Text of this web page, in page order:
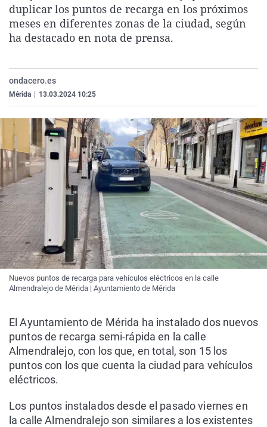
La rosa de los vientos
Gente viajera
Caso
Retornados
Operación Viuda
Extremadura
Galicia
Navarra
Virales
Televisión
duplicar los puntos de recarga en los próximos
meses en diferentes zonas de la ciudad, según
ha destacado en nota de prensa.
ondacero.es
Mérida 13.03.2024 10:25
Nuevos puntos de recarga para vehículos eléctricos en la calle
Almendralejo de Mérida | Ayuntamiento de Mérida
El Ayuntamiento de Mérida ha instalado dos nuevos
puntos de recarga semi-rápida en la calle
Almendralejo, con los que, en total, son 15 los
puntos con los que cuenta la ciudad para vehículos
eléctricos.
Los puntos instalados desde el pasado viernes en
la calle Almendralejo son similares a los existentes